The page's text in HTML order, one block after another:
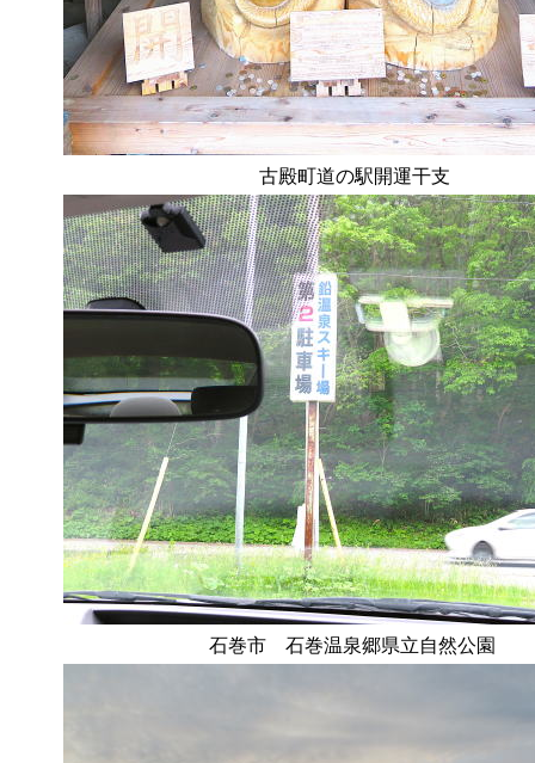
古殿町道の駅開運干支
石巻市 石巻温泉郷県立自然公園